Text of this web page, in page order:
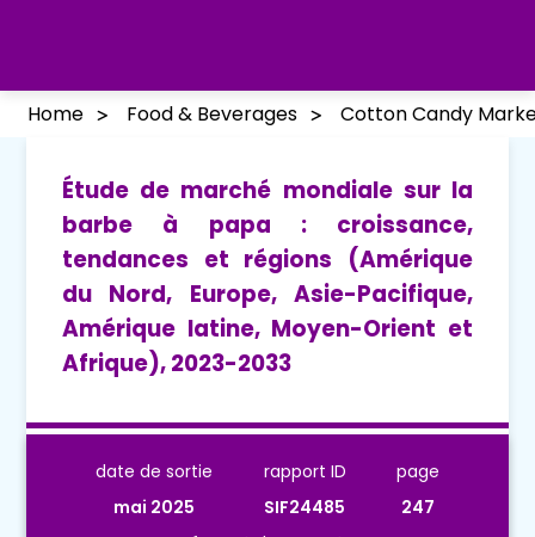
Home Food & Beverages Cotton Candy
Étude de marché mondiale sur la
barbe à papa : croissance,
tendances et régions (Amérique
du Nord, Europe, Asie-Pacifique,
Amérique latine, Moyen-Orient et
Afrique), 2023-2033
date de sortie
mai 2025
rapport ID
SIF24485
page
247